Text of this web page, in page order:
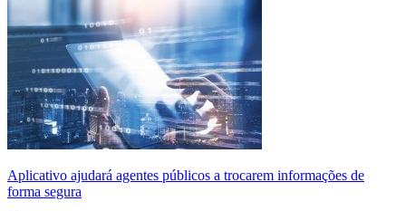
Aplicativo ajudará agentes públicos a trocarem informações de
forma segura